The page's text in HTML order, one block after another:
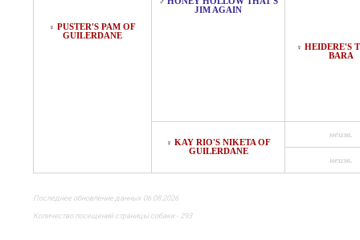
♀ PUSTER'S PAM OF
GUILERDANE
♂
JIM AGAIN
♀ HEIDERE'S
BARA
♀ KAY RIO'S NIKETA OF
GUILERDANE
неизв.
неизв.
Последнее обновление данных 06.08.2026
Количество посещений страницы собаки - 293